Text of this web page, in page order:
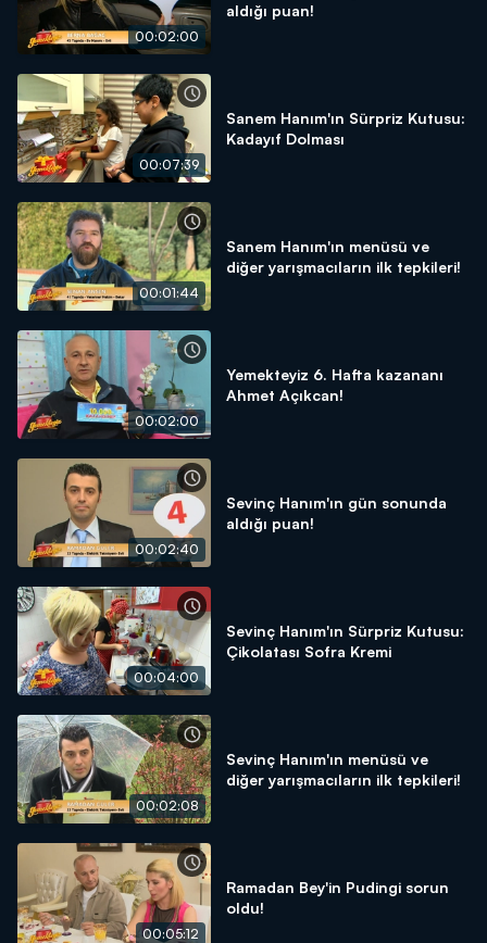
00:02:00
aldığı puan!
00:07:39
Sanem Hanım'ın Sürpriz Kutusu:
Kadayıf Dolması
00:01:44
Sanem Hanım'ın menüsü ve
diğer yarışmacıların ilk tepkileri!
00:02:00
Yemekteyiz 6. Hafta kazananı
Ahmet Açıkcan!
00:02:40
Sevinç Hanım'ın gün sonunda
aldığı puan!
00:04:00
Sevinç Hanım'ın Sürpriz Kutusu:
Çikolatası Sofra Kremi
00:02:08
Sevinç Hanım'ın menüsü ve
diğer yarışmacıların ilk tepkileri!
00:05:12
Ramadan Bey'in Pudingi sorun
oldu!